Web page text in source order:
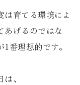
育てる環境によ
あげるのではな
番理想的です。
、